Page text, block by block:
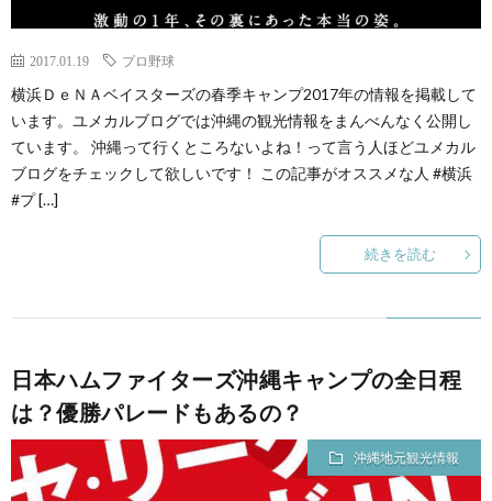
2017.01.19 プロ野球
横浜ＤｅＮＡベイスターズの春季キャンプ2017年の情報を掲載して
います。ユメカルブログでは沖縄の観光情報をまんべんなく公開し
ています。 沖縄って行くところないよね！って言う人ほどユメカル
ブログをチェックして欲しいです！ この記事がオススメな人 #横浜
#プ […]
続きを読む
日本ハムファイターズ沖縄キャンプの全日程
は？優勝パレードもあるの？
沖縄地元観光情報